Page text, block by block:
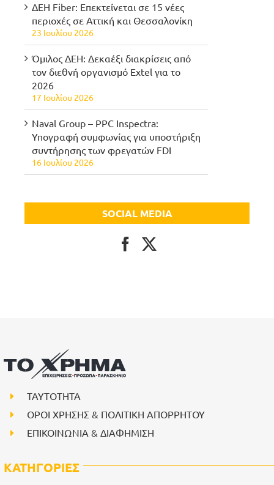
ΔΕΗ Fiber: Επεκτείνεται σε 15 νέες
περιοχές σε Αττική και Θεσσαλονίκη
23 Ιουλίου 2026
Όμιλος ΔΕΗ: Δεκαέξι διακρίσεις από
τον διεθνή οργανισμό Extel για το
2026
17 Ιουλίου 2026
Naval Group – PPC Inspectra:
Υπογραφή συμφωνίας για υποστήριξη
συντήρησης των φρεγατών FDI
16 Ιουλίου 2026
SOCIAL MEDIA
ΤΑΥΤΟΤΗΤΑ
ΟΡΟΙ ΧΡΗΣΗΣ & ΠΟΛΙΤΙΚΗ ΑΠΟΡΡΗΤΟΥ
ΕΠΙΚΟΙΝΩΝΙΑ & ΔΙΑΦΗΜΙΣΗ
ΚΑΤΗΓΟΡΙΕΣ